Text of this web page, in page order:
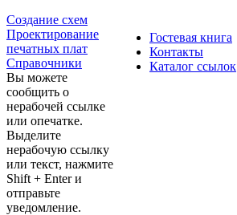
Создание схем
Проектирование
печатных плат
Справочники
Вы можете
сообщить о
нерабочей ссылке
или опечатке.
Выделите
нерабочую ссылку
или текст, нажмите
Shift + Enter и
отправьте
уведомление.
Гостевая книга
Контакты
Каталог ссылок